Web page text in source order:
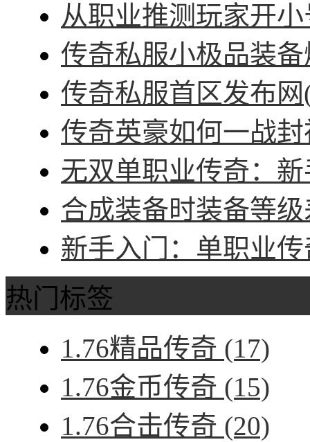
从职业推测玩家开
传奇私服小极品装
传奇私服首区发布网
传奇英豪如何一战
无双单职业传奇：
合成装备时装备等
新手入门：单职业
热门标签
1.76精品传奇 (17)
1.76金币传奇 (15)
1.76合击传奇 (20)